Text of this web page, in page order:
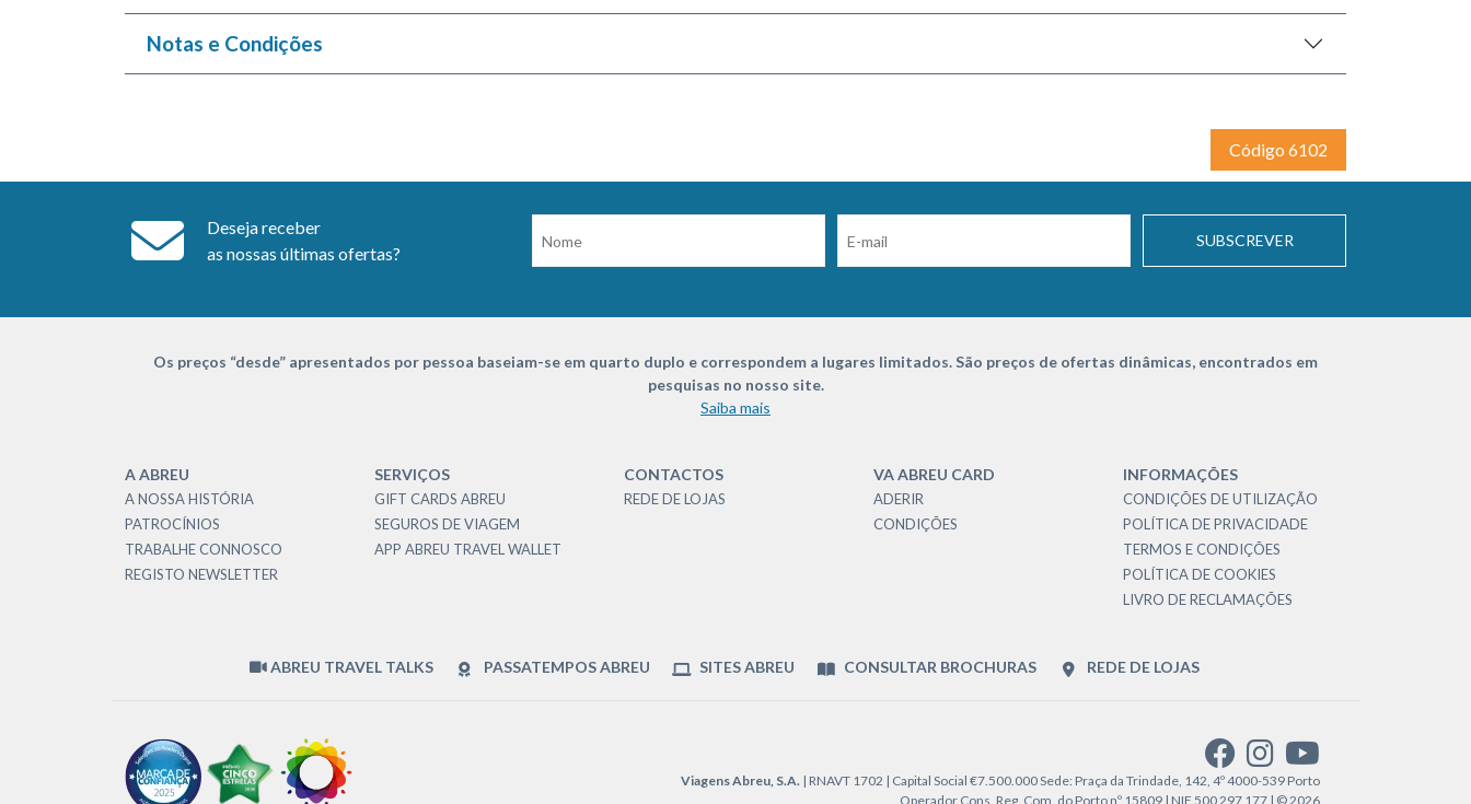
Notas e Condições
Código 6102
Deseja receber
as nossas últimas ofertas?
SUBSCREVER
Os preços “desde” apresentados por pessoa baseiam-se em quarto duplo e correspondem a lugares limitados. São preços de ofertas dinâmicas, encontrados em
pesquisas no nosso site.
Saiba mais
A ABREU
A NOSSA HISTÓRIA
PATROCÍNIOS
TRABALHE CONNOSCO
REGISTO NEWSLETTER
SERVIÇOS
GIFT CARDS ABREU
SEGUROS DE VIAGEM
APP ABREU TRAVEL WALLET
CONTACTOS
REDE DE LOJAS
VA ABREU CARD
ADERIR
CONDIÇÕES
INFORMAÇÕES
CONDIÇÕES DE UTILIZAÇÃO
POLÍTICA DE PRIVACIDADE
TERMOS E CONDIÇÕES
POLÍTICA DE COOKIES
LIVRO DE RECLAMAÇÕES
ABREU TRAVEL TALKS PASSATEMPOS ABREU SITES ABREU CONSULTAR BROCHURAS REDE DE LOJAS
Viagens Abreu, S.A. | RNAVT 1702 | Capital Social €7.500.000 Sede: Praça da Trindade, 142, 4º 4000-539 Porto
Operador Cons. Reg. Com. do Porto nº 15809 | NIF 500 297 177 | © 2026